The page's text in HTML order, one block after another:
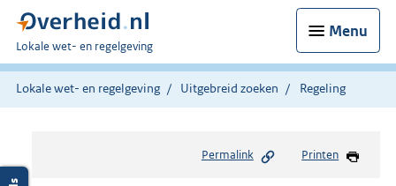
Menu
U
bent
hier:
Lokale wet- en regelgeving
Lokale wet- en regelgeving Uitgebreid zoeken Regeling
Permalink Printen